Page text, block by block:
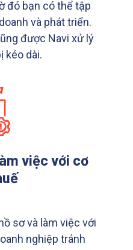
đó bạn có thể tập
và phát triển.
được Navi xử lý
kéo dài.
việc với cơ
sơ và làm việc với
nghiệp tránh